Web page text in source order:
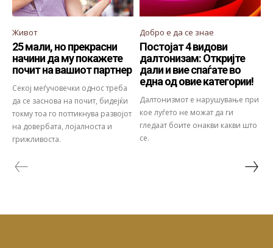
Живот
25 мали, но прекрасни
начини да му покажете
почит на вашиот партнер
Секој меѓучовечки однос треба
да се заснова на почит, бидејќи
токму тоа го поттикнува развојот
на довербата, лојалноста и
грижливоста.
Добро е да се знае
Постојат 4 видови
далтонизам: Откријте
дали и вие спаѓате во
една од овие категории!
Далтонизмот е нарушување при
кое луѓето не можат да ги
гледаат боите онакви какви што
се.